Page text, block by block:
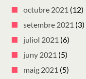
octubre 2021 (12)
setembre 2021 (3)
juliol 2021 (6)
juny 2021 (5)
maig 2021 (5)